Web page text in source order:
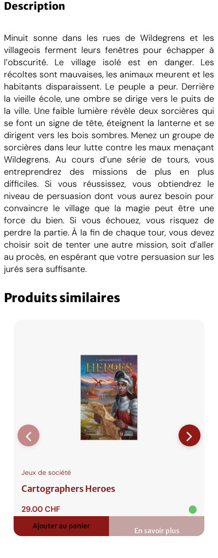
n
t
é
d
e
S
o
r
c
e
l
l
e
r
i
e
!
Description
Minuit sonne dans les rues de Wildegrens et les
villageois ferment leurs fenêtres pour échapper à
l’obscurité. Le village isolé est en danger. Les
récoltes sont mauvaises, les animaux meurent et les
habitants disparaissent. Le peuple a peur. Derrière
la vieille école, une ombre se dirige vers le puits de
la ville. Une faible lumière révèle deux sorcières qui
se font un signe de tête, éteignent la lanterne et se
dirigent vers les bois sombres. Menez un groupe de
sorcières dans leur lutte contre les maux menaçant
Wildegrens. Au cours d’une série de tours, vous
entreprendrez des missions de plus en plus
difficiles. Si vous réussissez, vous obtiendrez le
niveau de persuasion dont vous aurez besoin pour
convaincre le village que la magie peut être une
force du bien. Si vous échouez, vous risquez de
perdre la partie. À la fin de chaque tour, vous devez
choisir soit de tenter une autre mission, soit d’aller
au procès, en espérant que votre persuasion sur les
jurés sera suffisante.
Produits similaires
Jeux de société
Cartographers Heroes
29.00CHF
Ajouter au panier
En savoir plus
: